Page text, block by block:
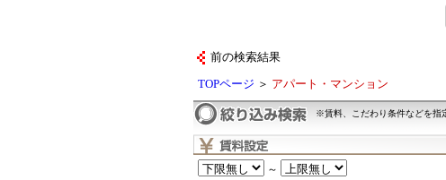
前の検索結果
TOPページ ＞ アパート・マンション
※賃料、こだわり条件などを指
～